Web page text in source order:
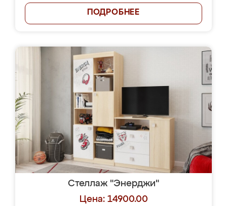
ПОДРОБНЕЕ
Стеллаж "Энерджи"
Цена: 14900.00